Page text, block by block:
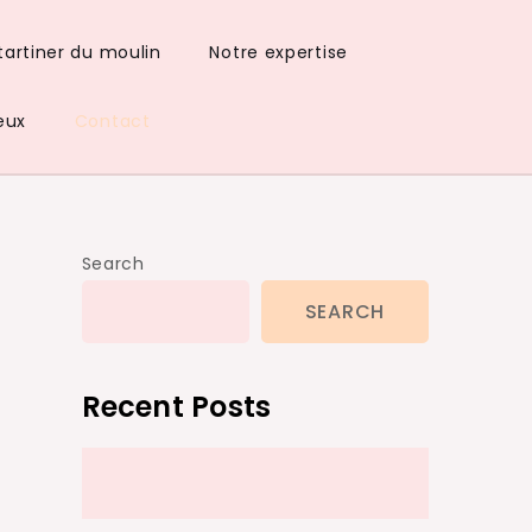
du moulin Notre expertise
Contact
Search
SEARCH
Recent Posts